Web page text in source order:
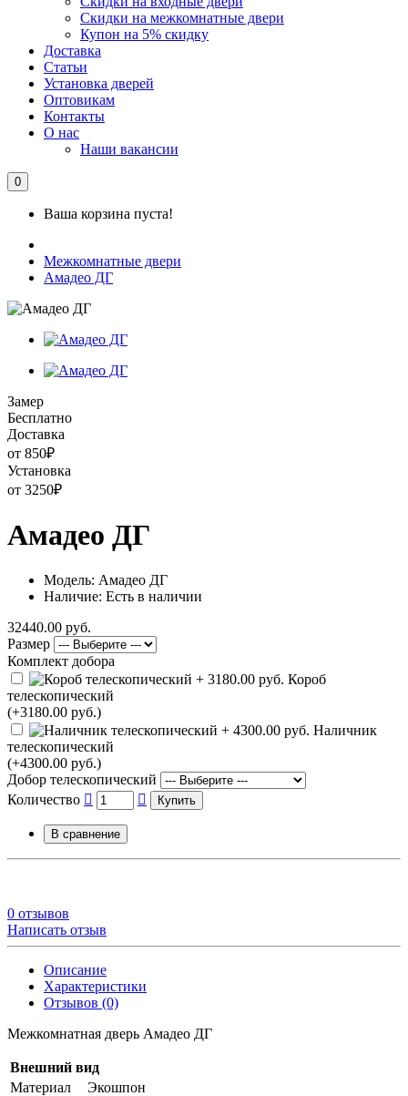
Скидки на межкомнатные двери
Купон на 5% скидку
Доставка
Статьи
Установка дверей
Оптовикам
Контакты
О нас
Наши вакансии
0
Ваша корзина пуста!
Межкомнатные двери
Амадео ДГ
Замер
Бесплатно
Доставка
от 850₽
Установка
от 3250₽
Амадео ДГ
Модель: Амадео ДГ
Наличие: Есть в наличии
32440.00 руб.
Размер
Комплект добора
Короб
телескопический
(+3180.00 руб.)
Наличник
телескопический
(+4300.00 руб.)
Добор телескопический
Количество
Купить
В сравнение
0 отзывов
Написать отзыв
Описание
Характеристики
Отзывов (0)
Межкомнатная дверь Амадео ДГ
Внешний вид
Материал
Экошпон